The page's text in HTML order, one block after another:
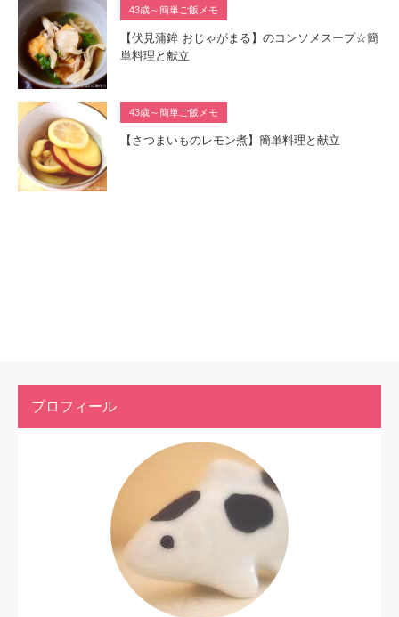
43歳～簡単ご飯メモ
【伏見蒲鉾 おじゃがまる】のコンソメスープ☆簡
単料理と献立
43歳～簡単ご飯メモ
【さつまいものレモン煮】簡単料理と献立
プロフィール